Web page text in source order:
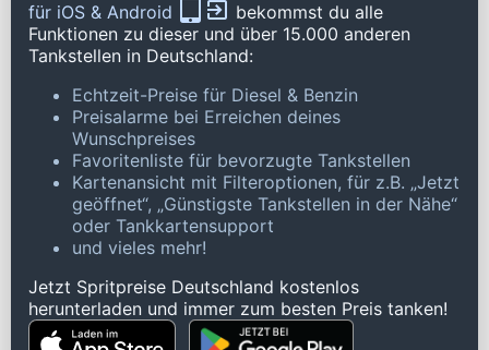
für iOS & Android
bekommst du alle
Funktionen zu dieser und über 15.000 anderen
Tankstellen in Deutschland:
Echtzeit-Preise für Diesel & Benzin
Preisalarme bei Erreichen deines
Wunschpreises
Favoritenliste für bevorzugte Tankstellen
Kartenansicht mit Filteroptionen, für z.B. „Jetzt
geöffnet“, „Günstigste Tankstellen in der Nähe“
oder Tankkartensupport
und vieles mehr!
Jetzt Spritpreise Deutschland kostenlos
herunterladen und immer zum besten Preis tanken!